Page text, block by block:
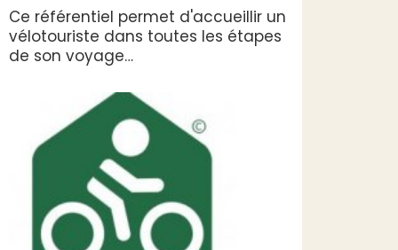
Ce référentiel permet d'accueillir un
vélotouriste dans toutes les étapes
de son voyage…